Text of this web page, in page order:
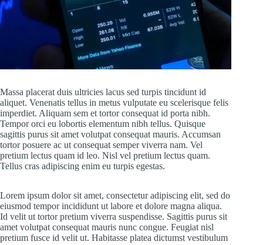
Massa placerat duis ultricies lacus sed turpis tincidunt id
aliquet. Venenatis tellus in metus vulputate eu scelerisque felis
imperdiet. Aliquam sem et tortor consequat id porta nibh.
Tempor orci eu lobortis elementum nibh tellus. Quisque
sagittis purus sit amet volutpat consequat mauris. Accumsan
tortor posuere ac ut consequat semper viverra nam. Vel
pretium lectus quam id leo. Nisl vel pretium lectus quam.
Tellus cras adipiscing enim eu turpis egestas.
Lorem ipsum dolor sit amet, consectetur adipiscing elit, sed do
eiusmod tempor incididunt ut labore et dolore magna aliqua.
Id velit ut tortor pretium viverra suspendisse. Sagittis purus sit
amet volutpat consequat mauris nunc congue. Feugiat nisl
pretium fusce id velit ut. Habitasse platea dictumst vestibulum